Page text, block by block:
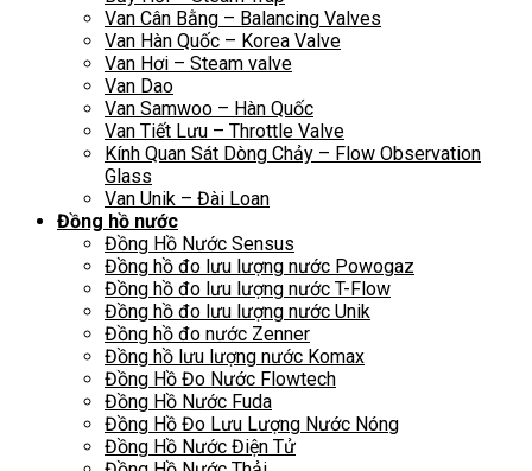
Van Cân Bằng – Balancing Valves
Van Hàn Quốc – Korea Valve
Van Hơi – Steam valve
Van Dao
Van Samwoo – Hàn Quốc
Van Tiết Lưu – Throttle Valve
Kính Quan Sát Dòng Chảy – Flow Observation
Glass
Van Unik – Đài Loan
Đồng hồ nước
Đồng Hồ Nước Sensus
Đồng hồ đo lưu lượng nước Powogaz
Đồng hồ đo lưu lượng nước T-Flow
Đồng hồ đo lưu lượng nước Unik
Đồng hồ đo nước Zenner
Đồng hồ lưu lượng nước Komax
Đồng Hồ Đo Nước Flowtech
Đồng Hồ Nước Fuda
Đồng Hồ Đo Lưu Lượng Nước Nóng
Đồng Hồ Nước Điện Tử